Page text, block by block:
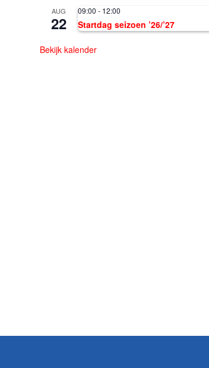
AUG
22
09:00 - 12:00
Startdag seizoen ’26/’27
Bekijk kalender